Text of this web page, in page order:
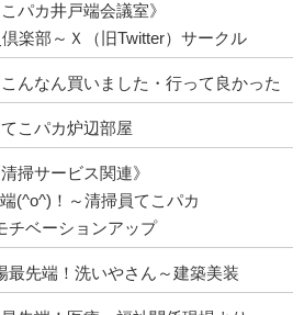
こパカ井戸端会議室》
楽部～Ｘ（旧Twitter）サークル
んなん買いました・行って良かった
てこパカ炉辺部屋
清掃サービス関連》
(^o^)！～清掃員てこパカ
ベーションアップ
先端！洗いやさん～建築美装